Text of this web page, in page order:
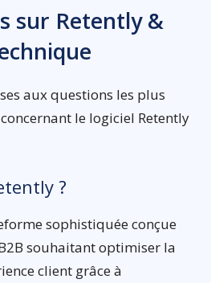
sur Retently &
aux questions les plus
le logiciel Retently
?
sophistiquée conçue
souhaitant optimiser la
client grâce à